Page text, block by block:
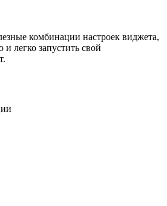
комбинации настроек виджета,
легко запустить свой